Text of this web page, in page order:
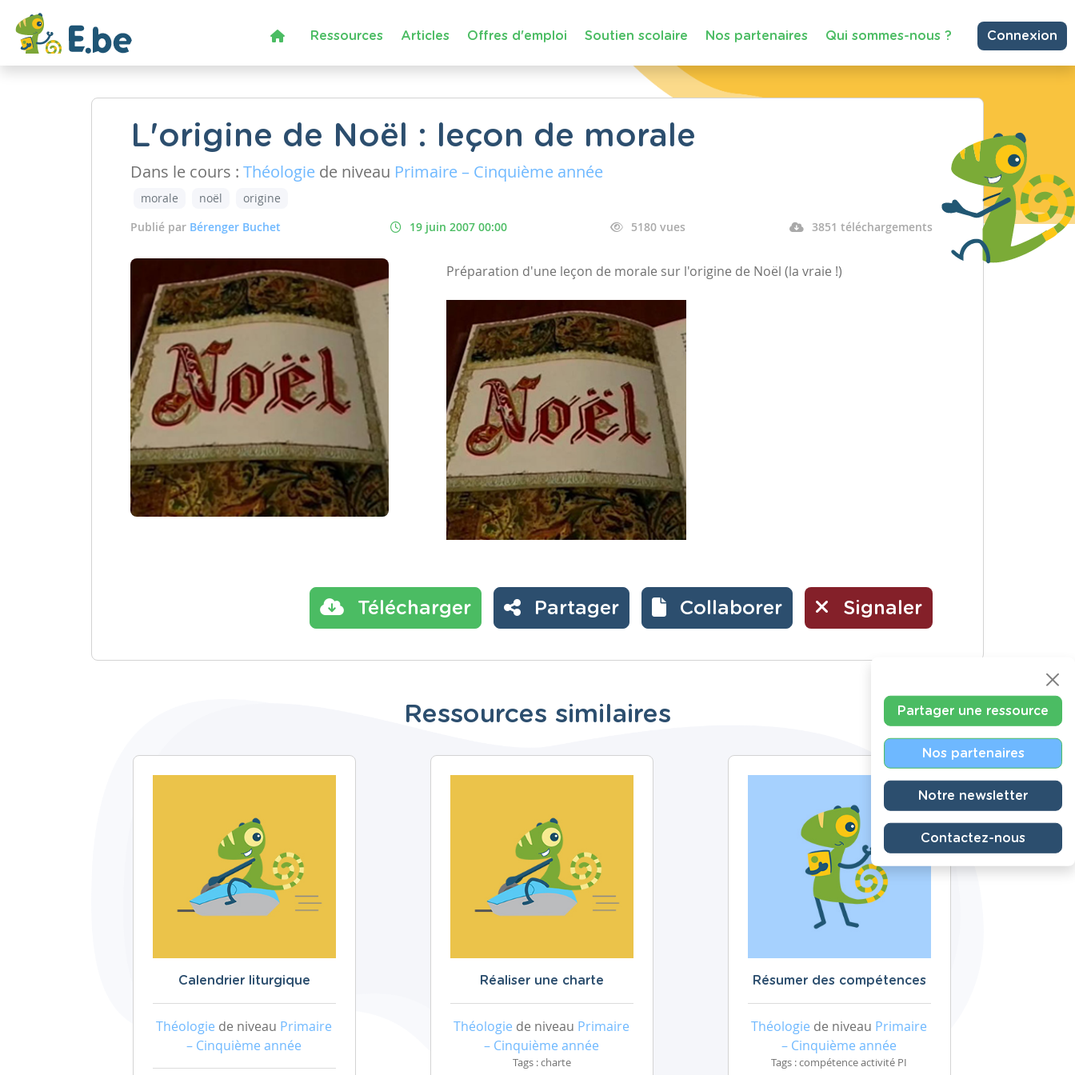
Ressources Articles Offres d'emploi Soutien scolaire Nos partenaires Qui sommes-nous ? Connexion
L'origine de Noël : leçon de morale
Dans le cours : Théologie de niveau Primaire – Cinquième année
morale noël
origine
Publié par Bérenger Buchet 19 juin 2007 00:00 5180 vues 3851 téléchargements
Préparation d'une leçon de morale sur l'origine de Noël (la vraie !)
Télécharger Partager Collaborer Signaler
Ressources similaires
Calendrier liturgique
Théologie de niveau Primaire
– Cinquième année
Réaliser une charte
Théologie de niveau Primaire
– Cinquième année
Tags : charte
Résumer des compétences
Théologie de niveau Primaire
– Cinquième année
Tags : compétence activité PI
Partager une ressource
Nos partenaires
Notre newsletter
Contactez-nous